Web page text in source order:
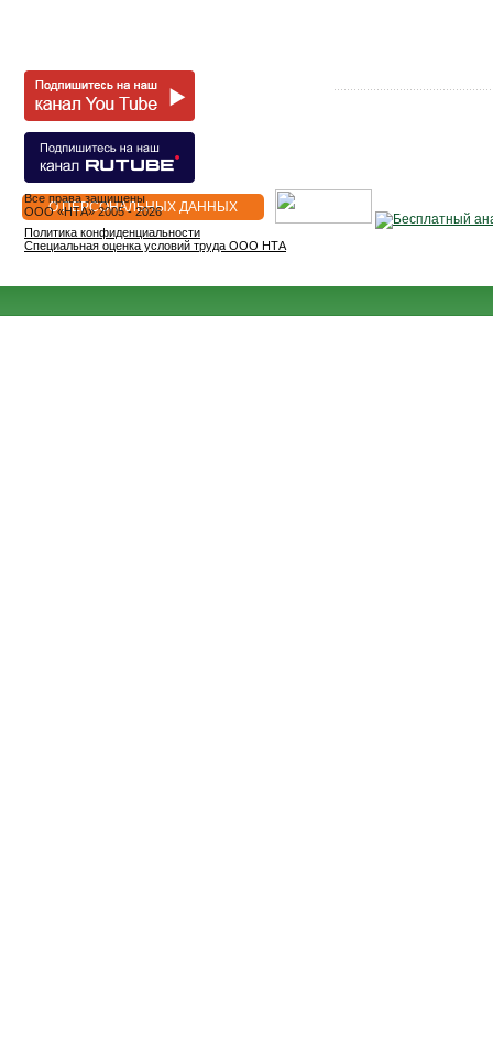
О ПЕРСОНАЛЬНЫХ ДАННЫХ
Все права защищены
OOO «НТА» 2005 - 2026
Политика конфиденциальности
Специальная оценка условий труда ООО НТА